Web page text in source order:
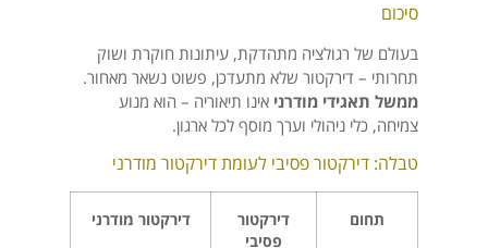
סיכום
בעולם של רגולציה מתהדקת, עיתונות חוקרת ושוק
תחרותי – דירקטור שלא מתעדכן, פשוט נשאר מאחור.
ממשל תאגידי מודרני אינו תיאוריה – הוא מנוע
צמיחה, כלי ניהולי וערך מוסף לכל ארגון.
טבלה: דירקטור פסיבי לעומת דירקטור מודרני
תחום
דירקטור
פסיבי
דירקטור מודרני